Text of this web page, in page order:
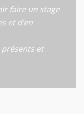
faire un stage
et d’en
et